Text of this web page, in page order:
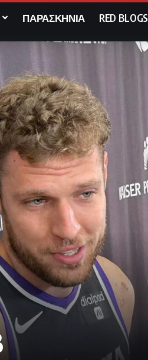
ΠΑΡΑΣΚΗΝΙΑ RED BLOGS